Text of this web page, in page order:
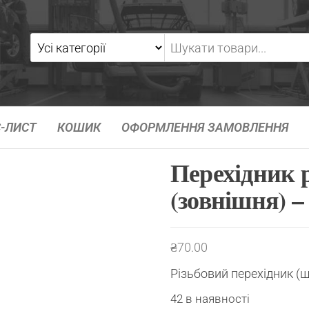
ЛИСТ КОШИК ОФОРМЛЕННЯ ЗАМОВЛЕННЯ
Перехідник
(зовнішня)
₴70.00
Різьбовий перехідник
42 в наявності